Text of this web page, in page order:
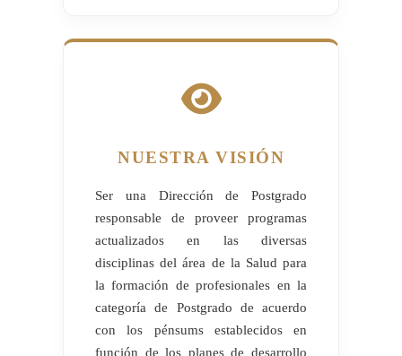
NUESTRA VISIÓN
Ser una Dirección de Postgrado
responsable de proveer programas
actualizados en las diversas
disciplinas del área de la Salud para
la formación de profesionales en la
categoría de Postgrado de acuerdo
con los pénsums establecidos en
función de los planes de desarrollo